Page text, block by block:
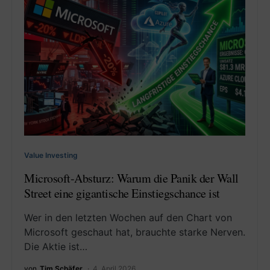
Value Investing
Microsoft-Absturz: Warum die Panik der Wall
Street eine gigantische Einstiegschance ist
Wer in den letzten Wochen auf den Chart von
Microsoft geschaut hat, brauchte starke Nerven.
Die Aktie ist…